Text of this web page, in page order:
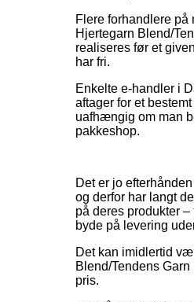
Flere forhandlere
Hjertegarn Blend/
realiseres før et
har fri.
Enkelte e-handler i
aftager for et
uafhængig om man
pakkeshop.
Det er jo
og derfor har langt
på deres produkter
byde på levering
Det kan imidlertid
Blend/Tendens
pris.